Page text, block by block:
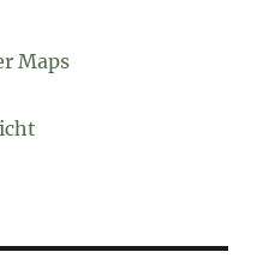
Maps